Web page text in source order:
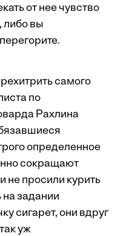
от нее чувство
либо вы
самого
по
Рахлина
определенное
сокращают
не просили курить
задании
сигарет, они вдруг
уж